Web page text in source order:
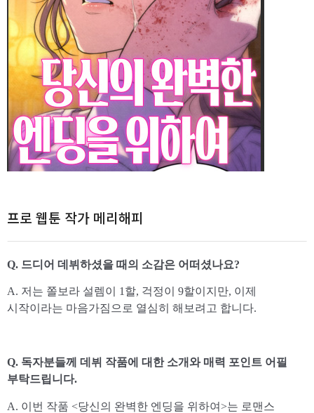
프로 웹툰 작가 메리해피
Q. 드디어 데뷔하셨을 때의 소감은 어떠셨나요?
A. 저는 쫄보라 설렘이 1할, 걱정이 9할이지만, 이제
시작이라는 마음가짐으로 열심히 해보려고 합니다.
Q. 독자분들께 데뷔 작품에 대한 소개와 매력 포인트 어필
부탁드립니다.
A. 이번 작품 <당신의 완벽한 엔딩을 위하여>는 로맨스